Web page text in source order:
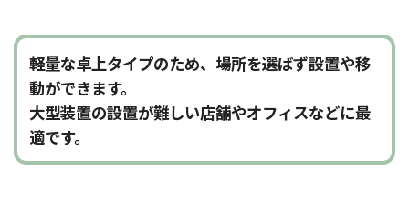
軽量な卓上タイプのため、場所を選ばず設置や移
動ができます。
大型装置の設置が難しい店舗やオフィスなどに最
適です。